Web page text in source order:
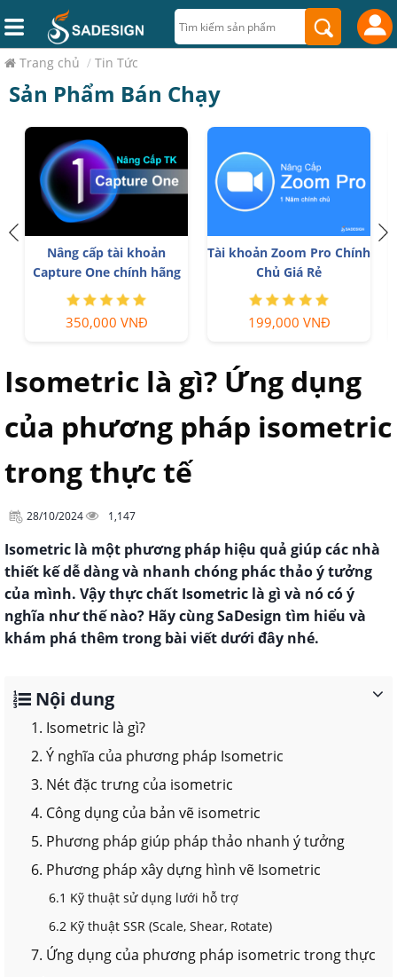
Trang chủ / Tin Tức
Sản Phẩm Bán Chạy
Nâng cấp tài khoản
Capture One chính hãng
350,000 VNĐ
Tài khoản Zoom Pro Chính
Chủ Giá Rẻ
199,000 VNĐ
Isometric là gì? Ứng dụng
của phương pháp isometric
trong thực tế
28/10/2024 1,147
Isometric là một phương pháp hiệu quả giúp các nhà
thiết kế dễ dàng và nhanh chóng phác thảo ý tưởng
của mình. Vậy thực chất Isometric là gì và nó có ý
nghĩa như thế nào? Hãy cùng SaDesign tìm hiểu và
khám phá thêm trong bài viết dưới đây nhé.
Nội dung
1. Isometric là gì?
2. Ý nghĩa của phương pháp Isometric
3. Nét đặc trưng của isometric
4. Công dụng của bản vẽ isometric
5. Phương pháp giúp pháp thảo nhanh ý tưởng
6. Phương pháp xây dựng hình vẽ Isometric
6.1 Kỹ thuật sử dụng lưới hỗ trợ
6.2 Kỹ thuật SSR (Scale, Shear, Rotate)
7. Ứng dụng của phương pháp isometric trong thực